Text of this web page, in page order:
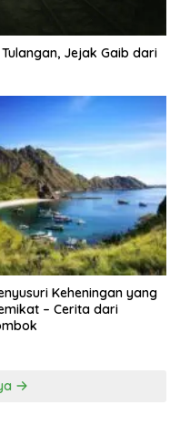
Jejak Gaib dari
Keheningan yang
– Cerita dari